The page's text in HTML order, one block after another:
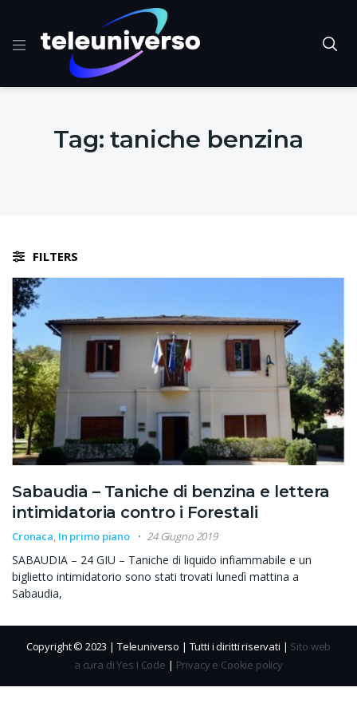
Tag:taniche benzina
FILTERS
Sabaudia – Taniche di benzina e lettera
intimidatoria contro i Forestali
Cronaca, In primo piano 24 Giugno 2019
SABAUDIA – 24 GIU – Taniche di liquido infiammabile e un
biglietto intimidatorio sono stati trovati lunedì mattina a
Sabaudia,
Copyright © 2023 | Teleuniverso | Tutti i diritti riservati | Sito web
a cura di Yes I Code | Privacy e Cookie policy